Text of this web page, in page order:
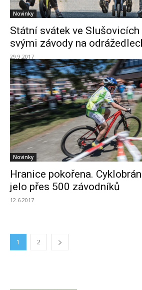
Novinky
Státní svátek ve
svými závody na
29.9.2017
Novinky
Hranice pokořena.
jelo přes 500 závodníků
12.6.2017
1 2